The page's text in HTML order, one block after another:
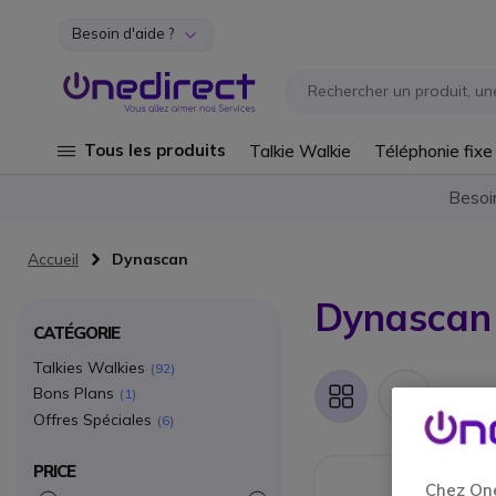
Aller au contenu
Besoin d'aide ?
Tous les produits Talkie Walkie Téléphonie fixe
Accueil Dynascan
Dynascan
Grille
CATÉGORIE
Talkies Walkies 92
Bons Plans 1
Offres Spéciales 6
PRICE
Chez